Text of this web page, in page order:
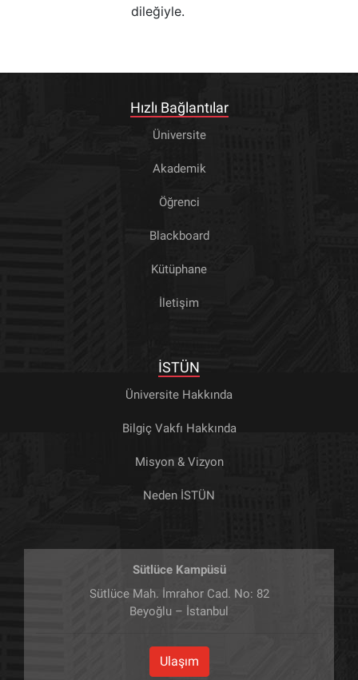
dileğiyle.
Hızlı Bağlantılar
Üniversite
Akademik
Öğrenci
Blackboard
Kütüphane
İletişim
İSTÜN
Üniversite Hakkında
Bilgiç Vakfı Hakkında
Misyon & Vizyon
Neden İSTÜN
Sütlüce Kampüsü
Sütlüce Mah. İmrahor Cad. No: 82
Beyoğlu – İstanbul
Ulaşım